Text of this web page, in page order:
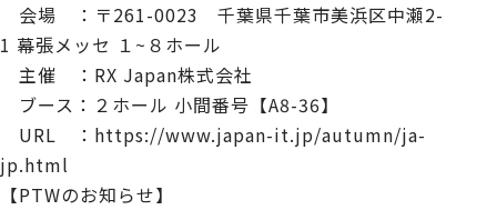
会場 ：〒261-0023 千葉県千葉市美浜区中瀬2-
1 幕張メッセ １~８ホール
主催 ：RX Japan株式会社
ブース：２ホール 小間番号【A8-36】
URL ： https://www.japan-it.jp/autumn/ja-
jp.html
【PTWのお知らせ】